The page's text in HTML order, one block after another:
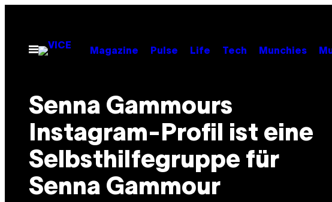
contentOpen
Menu
Magazine Pulse Life Tech Munchies
Senna Gammours
Instagram-Profil ist eine
Selbsthilfegruppe für
Senna Gammour